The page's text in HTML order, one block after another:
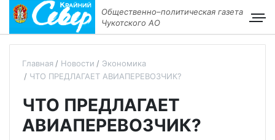
Общественно–политическая газета
Чукотского АО
Главная Новости
Экономика
ЧТО ПРЕДЛАГАЕТ АВИАПЕРЕВОЗЧИК?
ЧТО ПРЕДЛАГАЕТ
АВИАПЕРЕВОЗЧИК?